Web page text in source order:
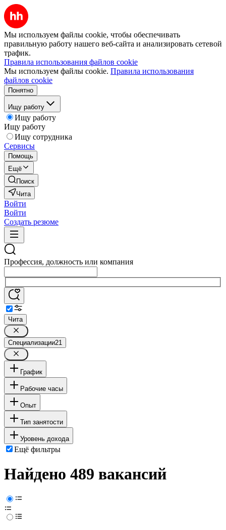
Мы используем файлы cookie, чтобы обеспечивать
правильную работу нашего веб-сайта и анализировать сетевой
трафик.
Правила использования файлов cookie
Мы используем файлы cookie. Правила использования
файлов cookie
Понятно
Ищу работу
Ищу работу
Ищу работу
Ищу сотрудника
Сервисы
Помощь
Ещё
Поиск
Чита
Войти
Войти
Создать резюме
Профессия, должность или компания
Чита
Специализации21
График
Рабочие часы
Опыт
Тип занятости
Уровень дохода
Ещё фильтры
Найдено 489 вакансий